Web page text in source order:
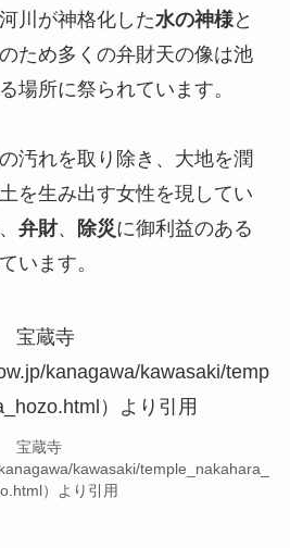
川が神格化した水の神様と
ため多くの弁財天の像は池
場所に祭られています。
汚れを取り除き、大地を潤
を生み出す女性を現してい
弁財、 除災に御利益のある
います。
宝蔵寺
kawasaki/temple_nakahara_
）より引用